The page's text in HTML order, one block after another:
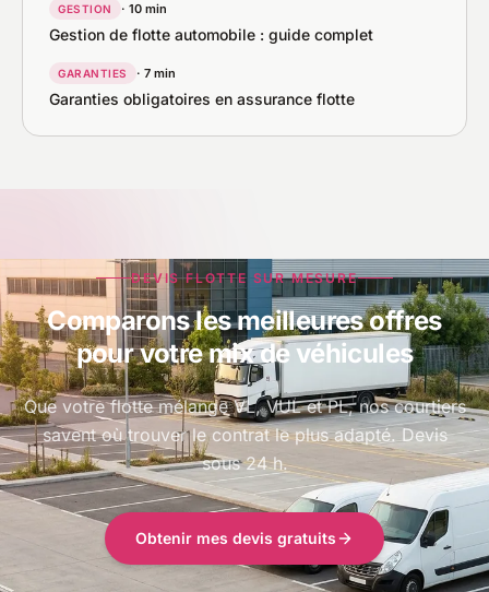
GESTION · 10 min
Gestion de flotte automobile : guide complet
GARANTIES · 7 min
Garanties obligatoires en assurance flotte
DEVIS FLOTTE SUR MESURE
Comparons les meilleures offres
pour votre mix de véhicules
Que votre flotte mélange VL, VUL et PL, nos courtiers
savent où trouver le contrat le plus adapté. Devis
sous 24 h.
Obtenir mes devis gratuits